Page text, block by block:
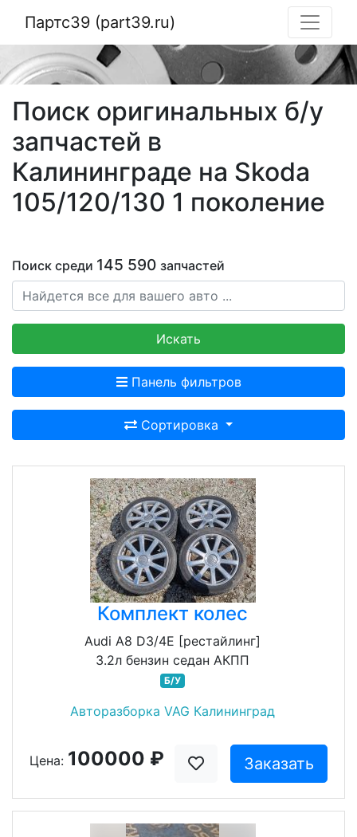
Партс39 (part39.ru)
Поиск оригинальных б/у
запчастей в
Калининграде на Skoda
105/120/130 1 поколение
Поиск среди 145 590 запчастей
Искать
Панель фильтров
Сортировка
Комплект колес
Audi A8 D3/4E [рестайлинг]
3.2л бензин седан АКПП
Б/У
Авторазборка VAG Калининград
Цена: 100000 ₽ Заказать